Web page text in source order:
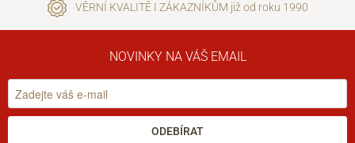
VĚRNÍ KVALITĚ I ZÁKAZNÍKŮM již od roku 1990
NOVINKY NA VÁŠ EMAIL
ODEBÍRAT